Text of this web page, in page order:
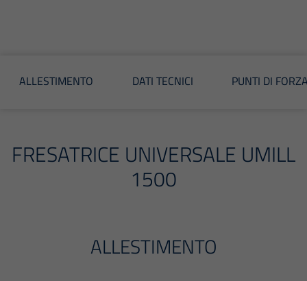
ALLESTIMENTO DATI TECNICI PUNTI DI
FRESATRICE UNIVERSALE UMILL
1500
ALLESTIMENTO